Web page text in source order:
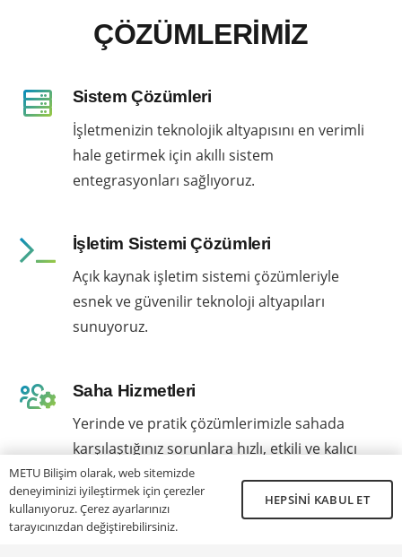
ÇÖZÜMLERİMİZ
Sistem Çözümleri
İşletmenizin teknolojik altyapısını en verimli
hale getirmek için akıllı sistem
entegrasyonları sağlıyoruz.
İşletim Sistemi Çözümleri
Açık kaynak işletim sistemi çözümleriyle
esnek ve güvenilir teknoloji altyapıları
sunuyoruz.
Saha Hizmetleri
Yerinde ve pratik çözümlerimizle sahada
karşılaştığınız sorunlara hızlı, etkili ve kalıcı
çözümler sunuyoruz.
Network Çözümleri
METU Bilişim olarak, web sitemizde
deneyiminizi iyileştirmek için çerezler
kullanıyoruz. Çerez ayarlarınızı
tarayıcınızdan değiştirebilirsiniz.
HEPSINI KABUL ET